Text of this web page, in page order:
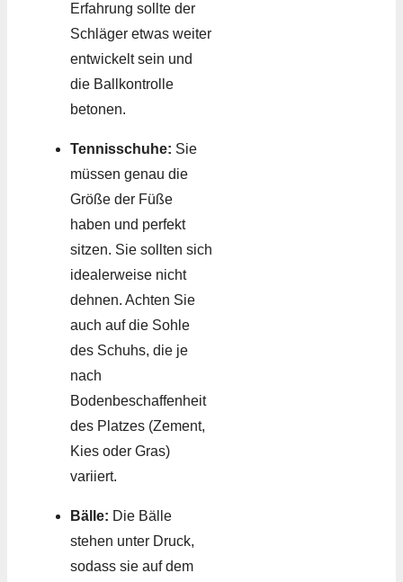
Erfahrung sollte der
Schläger etwas weiter
entwickelt sein und
die Ballkontrolle
betonen.
Tennisschuhe: Sie
müssen genau die
Größe der Füße
haben und perfekt
sitzen. Sie sollten sich
idealerweise nicht
dehnen. Achten Sie
auch auf die Sohle
des Schuhs, die je
nach
Bodenbeschaffenheit
des Platzes (Zement,
Kies oder Gras)
variiert.
Bälle: Die Bälle
stehen unter Druck,
sodass sie auf dem